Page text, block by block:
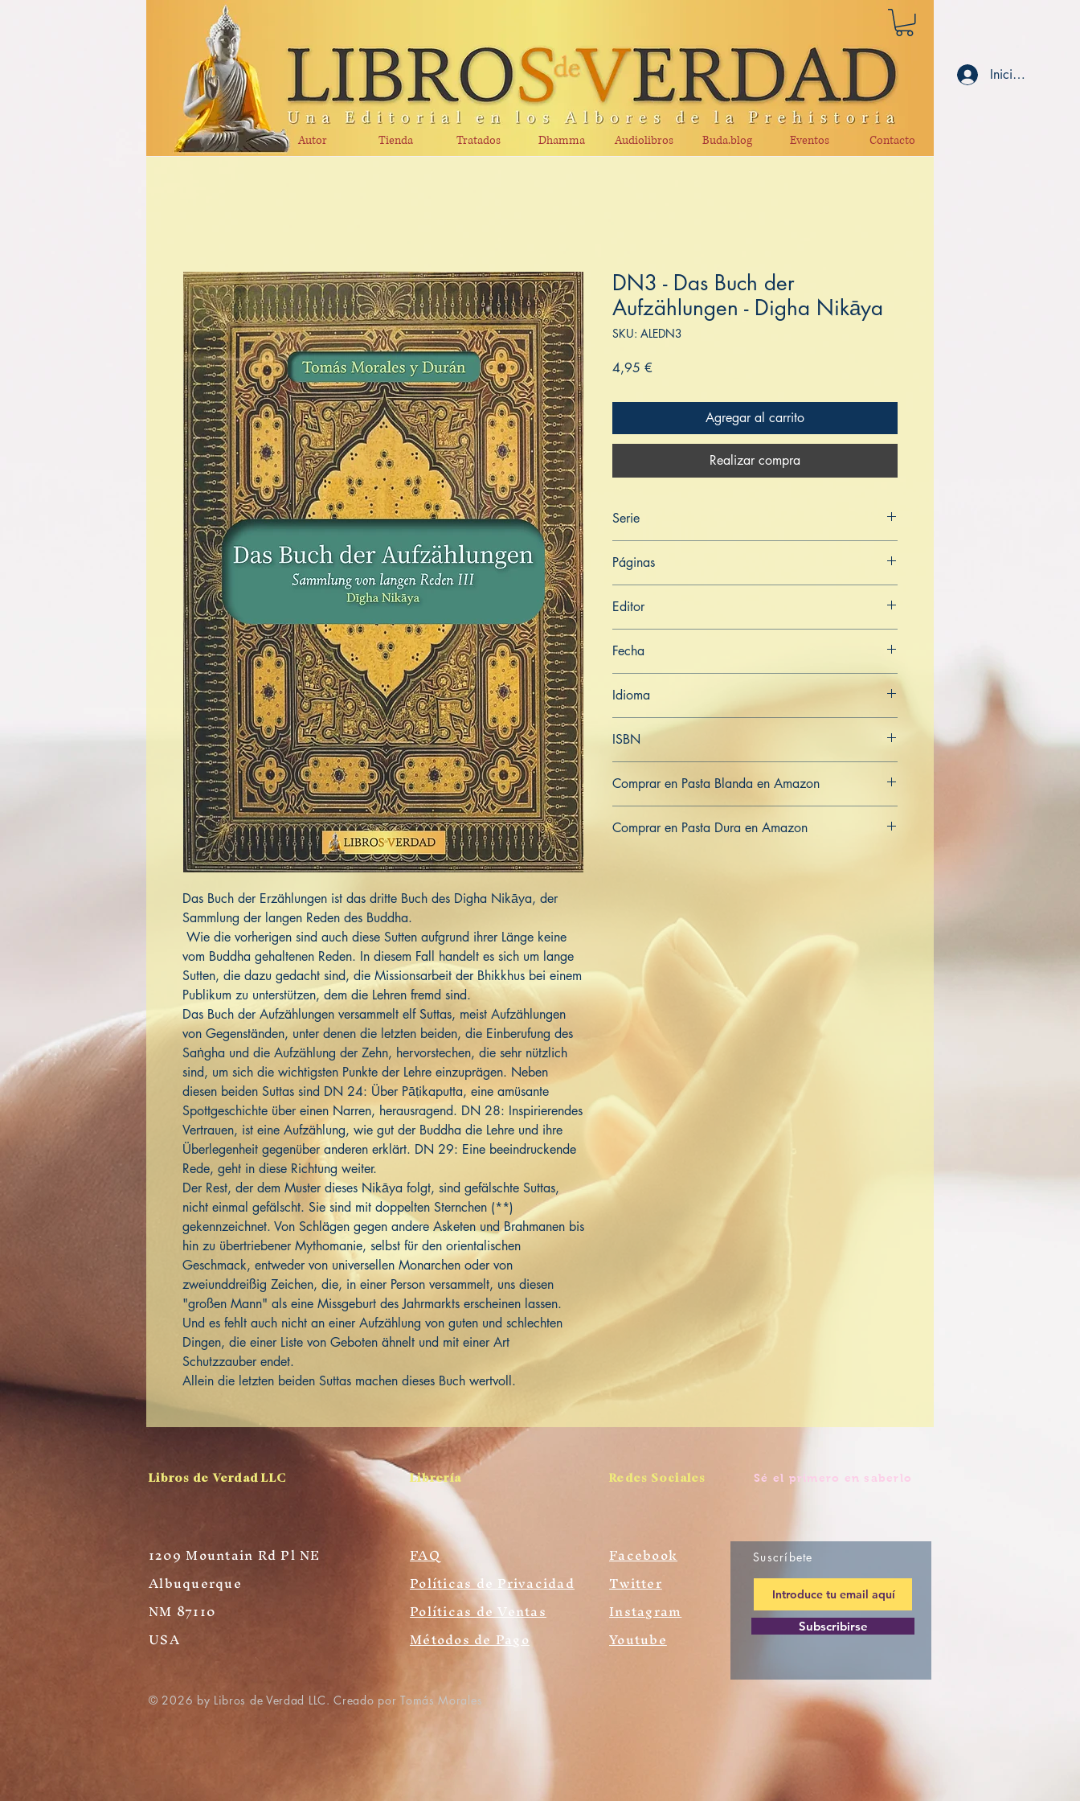
Autor Tienda Tratados Dhamma Audiolibros Buda.blog Eventos Contacto
Iniciar sesión
Das Buch der Erzählungen ist das dritte Buch des Digha Nikāya, der
Sammlung der langen Reden des Buddha.
Wie die vorherigen sind auch diese Sutten aufgrund ihrer Länge keine
vom Buddha gehaltenen Reden. In diesem Fall handelt es sich um lange
Sutten, die dazu gedacht sind, die Missionsarbeit der Bhikkhus bei einem
Publikum zu unterstützen, dem die Lehren fremd sind.
Das Buch der Aufzählungen versammelt elf Suttas, meist Aufzählungen
von Gegenständen, unter denen die letzten beiden, die Einberufung des
Saṅgha und die Aufzählung der Zehn, hervorstechen, die sehr nützlich
sind, um sich die wichtigsten Punkte der Lehre einzuprägen. Neben
diesen beiden Suttas sind DN 24: Über Pāṭikaputta, eine amüsante
Spottgeschichte über einen Narren, herausragend. DN 28: Inspirierendes
Vertrauen, ist eine Aufzählung, wie gut der Buddha die Lehre und ihre
Überlegenheit gegenüber anderen erklärt. DN 29: Eine beeindruckende
Rede, geht in diese Richtung weiter.
Der Rest, der dem Muster dieses Nikāya folgt, sind gefälschte Suttas,
nicht einmal gefälscht. Sie sind mit doppelten Sternchen (**)
gekennzeichnet. Von Schlägen gegen andere Asketen und Brahmanen bis
hin zu übertriebener Mythomanie, selbst für den orientalischen
Geschmack, entweder von universellen Monarchen oder von
zweiunddreißig Zeichen, die, in einer Person versammelt, uns diesen
"großen Mann" als eine Missgeburt des Jahrmarkts erscheinen lassen.
Und es fehlt auch nicht an einer Aufzählung von guten und schlechten
Dingen, die einer Liste von Geboten ähnelt und mit einer Art
Schutzzauber endet.
Allein die letzten beiden Suttas machen dieses Buch wertvoll.
DN3 - Das Buch der
Aufzählungen - Digha Nikāya
SKU: ALEDN3
4,95 €
Agregar al carrito
Realizar compra
Serie
Páginas
Editor
Fecha
Idioma
ISBN
Comprar en Pasta Blanda en Amazon
Comprar en Pasta Dura en Amazon
Libros de Verdad LLC Librería Redes Sociales Sé el primero en saberlo
1209 Mountain Rd Pl NE
Albuquerque
NM 87110
USA
FAQ
Políticas de Privacidad
Políticas de Ventas
Métodos de Pago
Facebook
Twitter
Instagram
Youtube
Suscríbete
Subscribirse
© 2026 by Libros de Verdad LLC. Creado por Tomás Morales